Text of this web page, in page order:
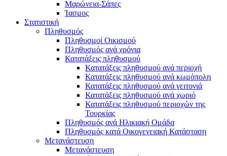
Μαρώνεια-Σάπες
Ίασμος
Στατιστική
Πληθυσμός
Πληθυσμοί Οικισμού
Πληθυσμός ανά χρόνια
Κατατάξεις πληθυσμού
Κατατάξεις πληθυσμού ανά περιοχή
Κατατάξεις πληθυσμού ανά κωμόπολη
Κατατάξεις πληθυσμού ανά γειτονιά
Κατατάξεις πληθυσμού ανά χωριό
Κατατάξεις πληθυσμού περιοχών της
Τουρκίας
Πληθυσμός ανά Ηλικιακή Ομάδα
Πληθυσμός κατά Οικογενειακή Κατάσταση
Μετανάστευση
Μετανάστευση